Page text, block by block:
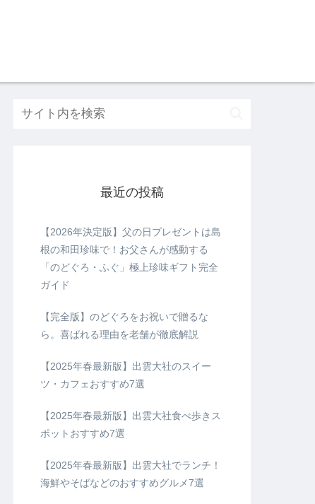
最近の投稿
【2026年決定版】父の日プレゼントは島
根の和田珍味で！お父さんが感動する
「のどぐろ・ふぐ」極上珍味ギフト完全
ガイド
【完全版】のどぐろをお祝いで贈るな
ら。喜ばれる理由を老舗が徹底解説
【2025年春最新版】出雲大社のスイー
ツ・カフェおすすめ7選
【2025年春最新版】出雲大社食べ歩きス
ポットおすすめ7選
【2025年春最新版】出雲大社でランチ！
海鮮やそばなどのおすすめグルメ7選